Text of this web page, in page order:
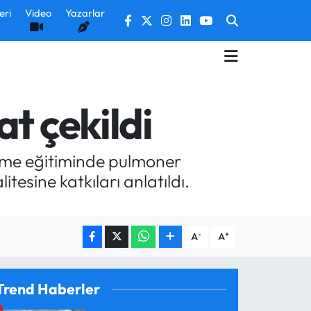
Video Yazarlar
çekildi
eğitiminde pulmoner
katkıları anlatıldı.
A- A+
Haberler